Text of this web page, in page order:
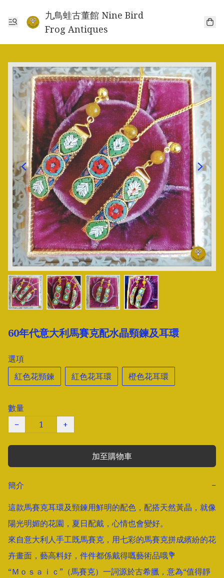
九鳥蛙古董館 Nine Bird
Frog Antiques
60年代意大利馬賽克配水晶頸鍊及耳環
選項
紅色花頸鍊
紅色花耳環 橙色花耳環
數量
−
+
加至購物車
簡介
−
這款馬賽克耳環及頸鍊用鮮明的配色，配搭天然黃晶，就像
陽光明媚的花園，夏日配戴，心情也會變好。
來自意大利人手工既馬賽克，用七彩的馬賽克拼成繽紛的花
卉畫面，藝高料好，件件都係戴得嘅藝術品哦💐
“Ｍｏｓａｉｃ”（馬賽克）一詞源於古希臘，意為“值得靜